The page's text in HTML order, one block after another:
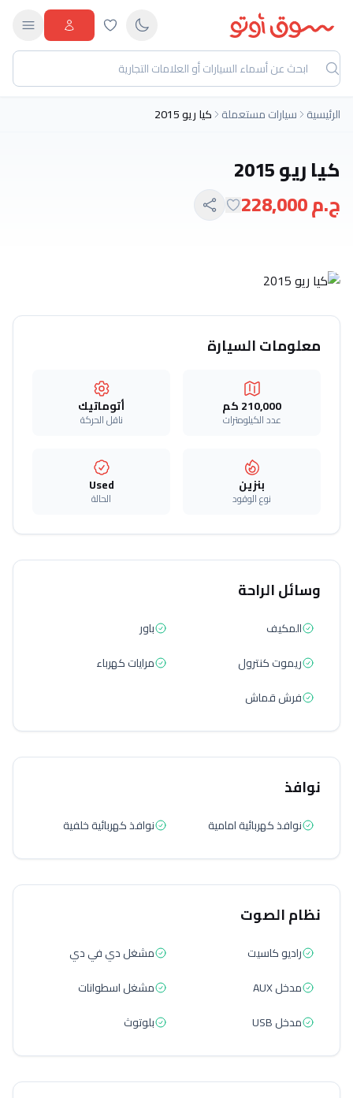
الرئيسية سيارات مستعملة كيا ريو 2015
كيا ريو 2015
ج.م 228,000
معلومات السيارة
210,000 كم
عدد الكيلومترات
أتوماتيك‎
ناقل الحركة
بنزين
نوع الوقود
Used
الحالة
وسائل الراحة
المكيف
باور
ريموت كنترول
مرايات كهرباء
فرش قماش
نوافذ
نوافذ كهربائية امامية نوافذ كهربائية خلفية
نظام الصوت
راديو كاسيت
مشغل دي في دي
مدخل AUX
مشغل اسطوانات
مدخل USB
بلوتوث